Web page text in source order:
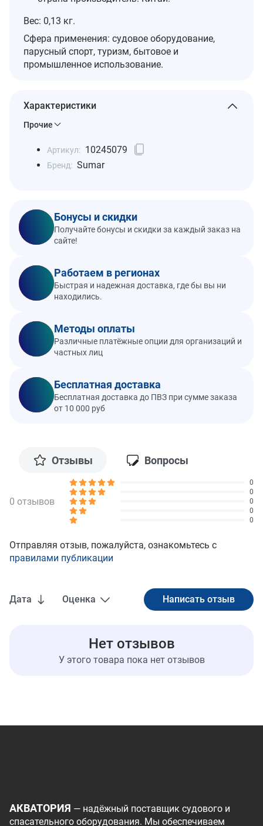
Вес: 0,13 кг.
Сфера применения: судовое оборудование,
парусный спорт, туризм, бытовое и
промышленное использование.
Характеристики
Прочие
Артикул: 10245079
Бренд: Sumar
Бонусы и скидки
Получайте бонусы и скидки за каждый заказ на
сайте!
Работаем в регионах
Быстрая и надежная доставка, где бы вы ни
находились.
Методы оплаты
Различные платёжные опции для организаций и
частных лиц
Бесплатная доставка
Бесплатная доставка до ПВЗ при сумме заказа
от 10 000 руб
Отзывы Вопросы
Дата Оценка
Нет отзывов
У этого товара пока нет отзывов
0 отзывов
0
0
0
0
0
Отправляя отзыв, пожалуйста, ознакомьтесь с
правилами публикации
АКВАТОРИЯ — надёжный поставщик судового и
спасательного оборудования. Мы обеспечиваем